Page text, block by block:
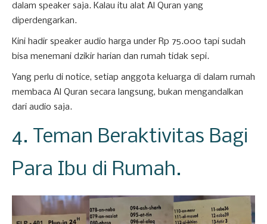
dalam speaker saja. Kalau itu alat Al Quran yang
diperdengarkan.
Kini hadir speaker audio harga under Rp 75.000 tapi sudah
bisa menemani dzikir harian dan rumah tidak sepi.
Yang perlu di notice, setiap anggota keluarga di dalam rumah
membaca Al Quran secara langsung, bukan mengandalkan
dari audio saja.
4. Teman Beraktivitas Bagi
Para Ibu di Rumah.